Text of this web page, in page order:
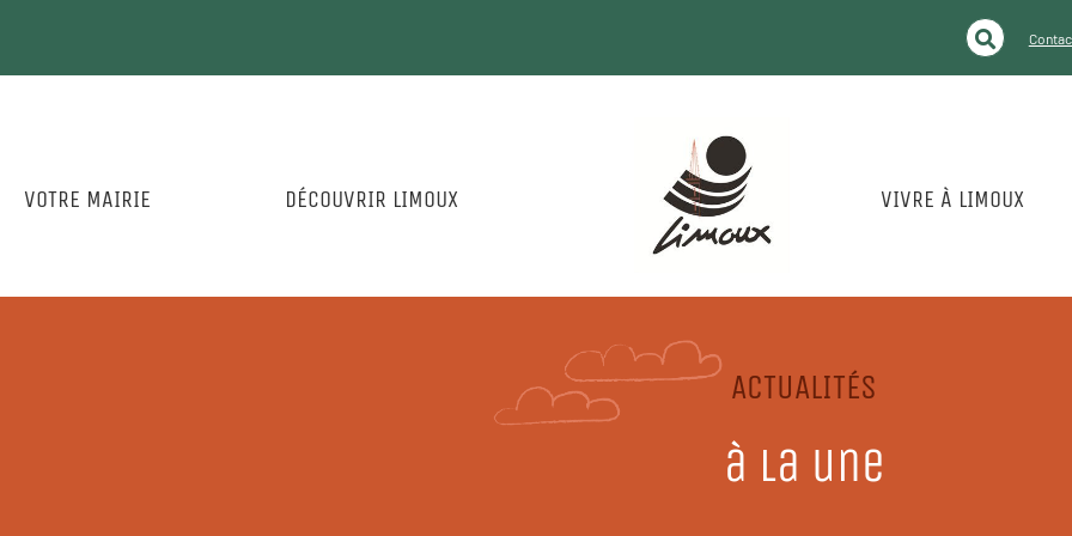
VOTRE MAIRIE DÉCOUVRIR LIMOUX VIVRE À LIMOUX
ACTUALITÉS
à la une